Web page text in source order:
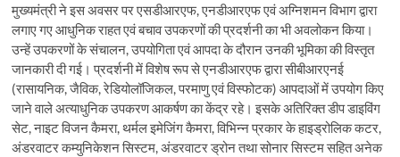
मुख्यमंत्री ने इस अवसर पर एसडीआरएफ, एनडीआरएफ एवं अग्निशमन विभाग द्वारा
लगाए गए आधुनिक राहत एवं बचाव उपकरणों की प्रदर्शनी का भी अवलोकन किया।
उन्हें उपकरणों के संचालन, उपयोगिता एवं आपदा के दौरान उनकी भूमिका की विस्तृत
जानकारी दी गई। प्रदर्शनी में विशेष रूप से एनडीआरएफ द्वारा सीबीआरएनई
(रासायनिक, जैविक, रेडियोलॉजिकल, परमाणु एवं विस्फोटक) आपदाओं में उपयोग किए
जाने वाले अत्याधुनिक उपकरण आकर्षण का केंद्र रहे। इसके अतिरिक्त डीप डाइविंग
सेट, नाइट विजन कैमरा, थर्मल इमेजिंग कैमरा, विभिन्न प्रकार के हाइड्रोलिक कटर,
अंडरवाटर कम्युनिकेशन सिस्टम, अंडरवाटर ड्रोन तथा सोनार सिस्टम सहित अनेक